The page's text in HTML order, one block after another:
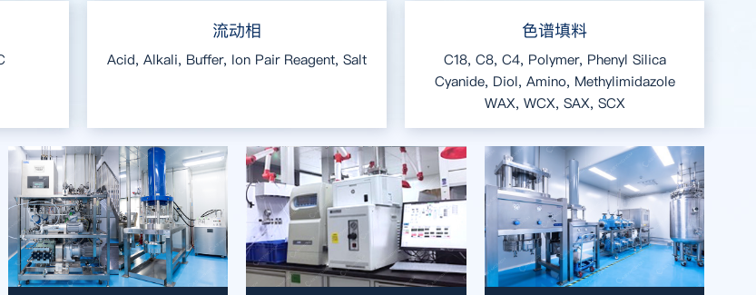
流动相
Acid, Alkali, Buffer, Ion Pair Reagent, Salt
色谱填料
C18, C8, C4, Polymer, Phenyl Silica
Cyanide, Diol, Amino, Methylimidazole
WAX, WCX, SAX, SCX